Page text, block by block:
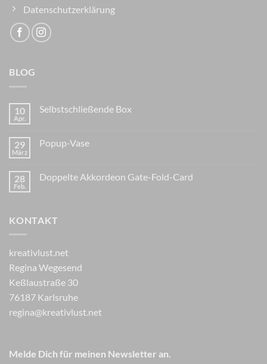
Datenschutzerklärung
BLOG
10
Apr.
Selbstschließende Box
29
März
Popup-Vase
28
Feb.
Doppelte Akkordeon Gate-Fold-Card
KONTAKT
kreativlust.net
Regina Wegesend
Keßlaustraße 30
76187 Karlsruhe
regina@kreativlust.net
Melde Dich für meinen Newsletter an.